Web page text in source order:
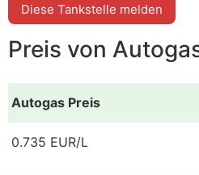
Diese Tankstelle melden
Preis von
Autogas Preis
0.735 EUR/L